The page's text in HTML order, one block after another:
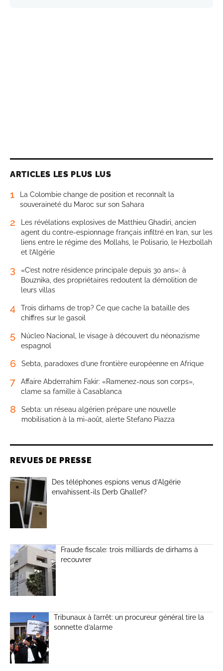
ARTICLES LES PLUS LUS
1
La Colombie change de position et reconnaît la
souveraineté du Maroc sur son Sahara
2
Les révélations explosives de Matthieu Ghadiri, ancien
agent du contre-espionnage français infiltré en Iran, sur les
liens entre le régime des Mollahs, le Polisario, le Hezbollah
et l’Algérie
3
«C’est notre résidence principale depuis 30 ans»: à
Bouznika, des propriétaires redoutent la démolition de
leurs villas
4
Trois dirhams de trop? Ce que cache la bataille des
chiffres sur le gasoil
5
Núcleo Nacional, le visage à découvert du néonazisme
espagnol
6 Sebta, paradoxes d’une frontière européenne en Afrique
7
Affaire Abderrahim Fakir: «Ramenez-nous son corps»,
clame sa famille à Casablanca
8
Sebta: un réseau algérien prépare une nouvelle
mobilisation à la mi-août, alerte Stefano Piazza
REVUES DE PRESSE
Des téléphones espions venus d’Algérie
envahissent-ils Derb Ghallef?
Fraude fiscale: trois milliards de dirhams à
recouvrer
Tribunaux à l’arrêt: un procureur général tire la
sonnette d’alarme